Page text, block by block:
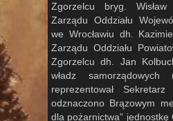
Zgorzelcu bryg. Wisław
Zarządu Oddziału
we Wrocławiu dh.
Zarządu Oddziału
Zgorzelcu dh. Jan
władz samorządowych
reprezentował
odznaczono Brązowym
dla pożarnictwa”